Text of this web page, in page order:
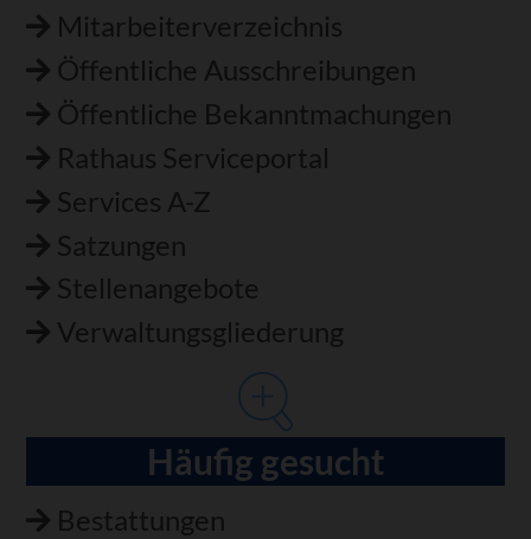
Mitarbeiterverzeichnis
Öffentliche Ausschreibungen
Öffentliche Bekanntmachungen
Rathaus Serviceportal
Services A-Z
Satzungen
Stellenangebote
Verwaltungsgliederung
Häufig gesucht
Bestattungen